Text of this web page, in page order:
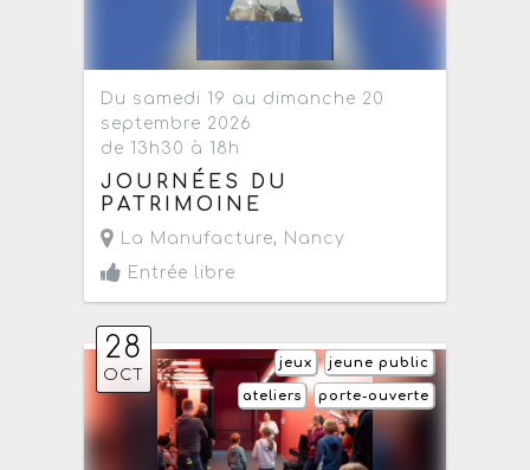
Du samedi 19 au dimanche 20
septembre 2026
de 13h30 à 18h
JOURNÉES DU
PATRIMOINE
La Manufacture, Nancy
Entrée libre
28
OCT
jeune public
jeux
porte-ouverte
ateliers